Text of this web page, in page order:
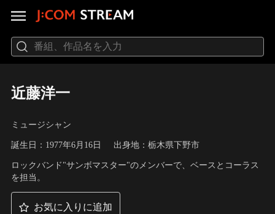
近藤洋一
ミュージシャン
誕生日：1977年6月16日 出身地：栃木県下野市
ロックバンド"サンボマスター"のメンバーで、ベースとコーラス
を担当。
お気に入りに追加